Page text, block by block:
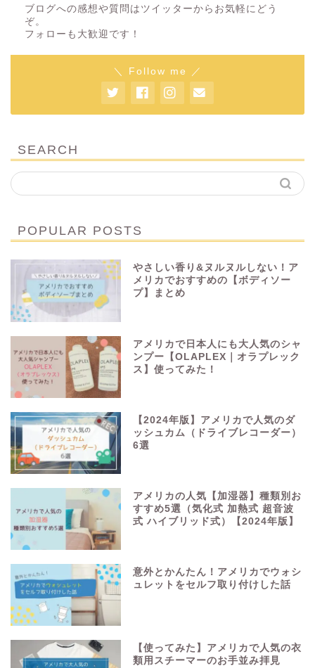
ブログへの感想や質問はツイッターからお気軽にどう
ぞ。
フォローも大歓迎です！
＼ Follow me ／
SEARCH
POPULAR POSTS
やさしい香り&ヌルヌルしない！ア
メリカでおすすめの【ボディソー
プ】まとめ
アメリカで日本人にも大人気のシャ
ンプー【OLAPLEX｜オラプレック
ス】使ってみた！
【2024年版】アメリカで人気のダ
ッシュカム（ドライブレコーダー）
6選
アメリカの人気【加湿器】種類別お
すすめ5選（気化式 加熱式 超音波
式 ハイブリッド式）【2024年版】
意外とかんたん！アメリカでウォシ
ュレットをセルフ取り付けした話
【使ってみた】アメリカで人気の衣
類用スチーマーのお手並み拝見